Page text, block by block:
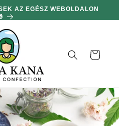
AZ EGÉSZ WEBOLDALON
Kosár